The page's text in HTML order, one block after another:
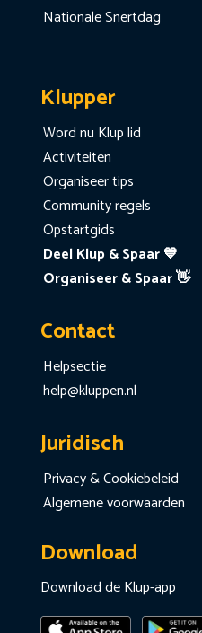
Nationale Snertdag
Klupper
Word nu Klup lid
Activiteiten
Organiseer tips
Community regels
Opstartgids
Deel Klup & Spaar 💙
Organiseer & Spaar 👋
Contact
Helpsectie
help@kluppen.nl
Juridisch
Privacy & Cookiebeleid
Algemene voorwaarden
Download
Download de Klup-app